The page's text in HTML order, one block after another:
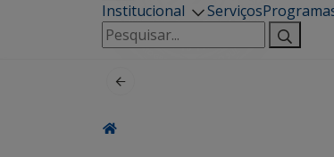
Institucional Serviços
Pesquisar
por: